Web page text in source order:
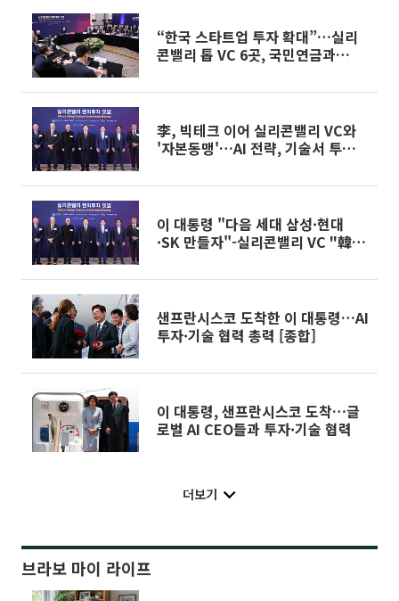
“한국 스타트업 투자 확대”…실리
콘밸리 톱 VC 6곳, 국민연금과
李, 빅테크 이어 실리콘밸리 VC와
'자본동맹'…AI 전략, 기술서 투자까
이 대통령 "다음 세대 삼성·현대
·SK 만들자"-실리콘밸리 VC "韓 투
샌프란시스코 도착한 이 대통령…AI
투자·기술 협력 총력 [종합]
이 대통령, 샌프란시스코 도착…글
로벌 AI CEO들과 투자·기술 협력
더보기
브라보 마이 라이프